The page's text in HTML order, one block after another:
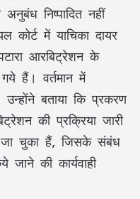
अनुबंध निष्पादित नहीं
कोर्ट में याचिका दायर
आरबिट्रेशन के
हैं। वर्तमान में
बताया कि प्रकरण
की प्रक्रिया जारी
जा चुका हैं, जिसके संबंध
की कार्यवाही